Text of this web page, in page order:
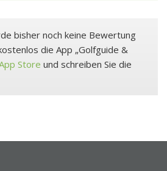
bisher noch keine Bewertung
die App „Golfguide &
Store und schreiben Sie die